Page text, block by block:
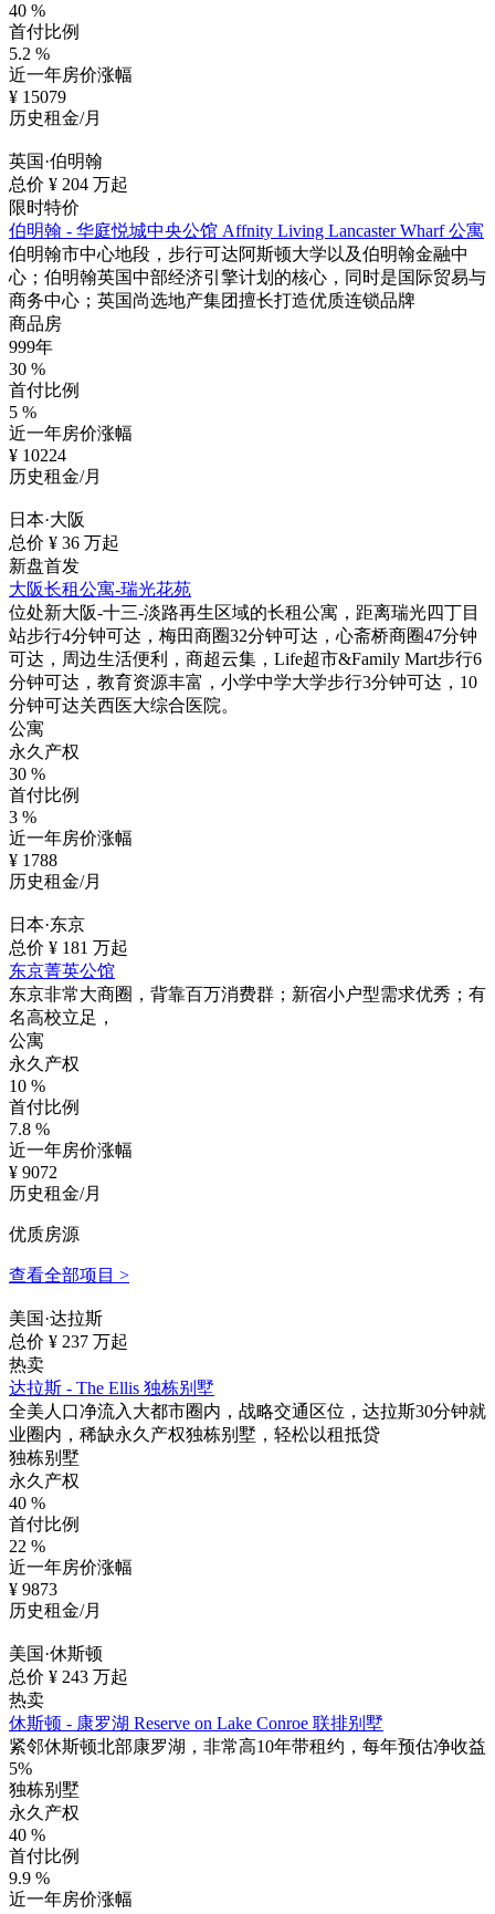
40 %
首付比例
5.2 %
近一年房价涨幅
¥ 15079
历史租金/月
英国·伯明翰
总价 ¥ 204 万起
限时特价
伯明翰 - 华庭悦城中央公馆 Affnity Living Lancaster Wharf 公寓
伯明翰市中心地段，步行可达阿斯顿大学以及伯明翰金融中
心；伯明翰英国中部经济引擎计划的核心，同时是国际贸易与
商务中心；英国尚选地产集团擅长打造优质连锁品牌
商品房
999年
30 %
首付比例
5 %
近一年房价涨幅
¥ 10224
历史租金/月
日本·大阪
总价 ¥ 36 万起
新盘首发
大阪长租公寓-瑞光花苑
位处新大阪-十三-淡路再生区域的长租公寓，距离瑞光四丁目
站步行4分钟可达，梅田商圈32分钟可达，心斋桥商圈47分钟
可达，周边生活便利，商超云集，Life超市&Family Mart步行6
分钟可达，教育资源丰富，小学中学大学步行3分钟可达，10
分钟可达关西医大综合医院。
公寓
永久产权
30 %
首付比例
3 %
近一年房价涨幅
¥ 1788
历史租金/月
日本·东京
总价 ¥ 181 万起
东京菁英公馆
东京非常大商圈，背靠百万消费群；新宿小户型需求优秀；有
名高校立足，
公寓
永久产权
10 %
首付比例
7.8 %
近一年房价涨幅
¥ 9072
历史租金/月
优质房源
查看全部项目 >
美国·达拉斯
总价 ¥ 237 万起
热卖
达拉斯 - The Ellis 独栋别墅
全美人口净流入大都市圈内，战略交通区位，达拉斯30分钟就
业圈内，稀缺永久产权独栋别墅，轻松以租抵贷
独栋别墅
永久产权
40 %
首付比例
22 %
近一年房价涨幅
¥ 9873
历史租金/月
美国·休斯顿
总价 ¥ 243 万起
热卖
休斯顿 - 康罗湖 Reserve on Lake Conroe 联排别墅
紧邻休斯顿北部康罗湖，非常高10年带租约，每年预估净收益
5%
独栋别墅
永久产权
40 %
首付比例
9.9 %
近一年房价涨幅